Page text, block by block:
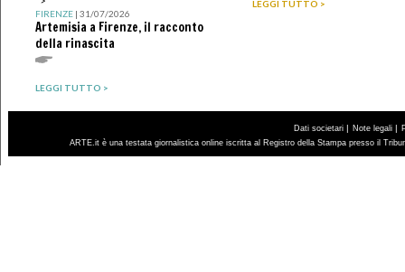
FIRENZE| 31/07/2026
Artemisia a Firenze, il racconto
della rinascita
LEGGI TUTTO >
LEGGI TUTTO >
Dati societari | Note legali |
ARTE.it è una testata giornalistica online iscritta al Registro della Stampa presso il